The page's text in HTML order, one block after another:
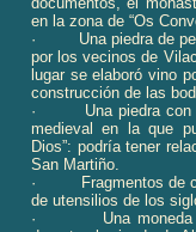
en la zona de “Os
· Una piedra de
por los vecinos de
lugar se elaboró vino
construcción de las
· Una piedra con
medieval en la que
Dios”: podría tener
San Martiño.
· Fragmentos de
de utensilios de los
· Una moneda